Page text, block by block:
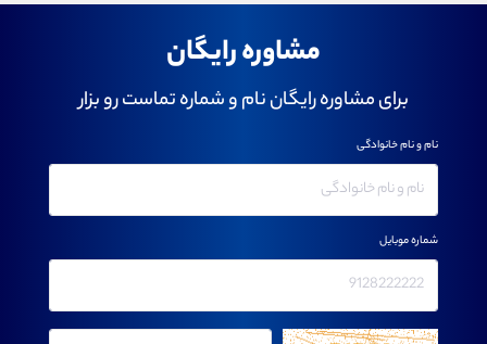
مشاوره رایگان
برای مشاوره رایگان نام و شماره تماست رو بزار
نام و نام خانوادگی
شماره موبایل